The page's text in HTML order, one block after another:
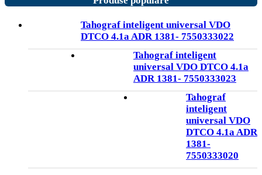
Tahograf inteligent universal VDO
DTCO 4.1a ADR 1381- 7550333022
Tahograf inteligent
universal VDO DTCO 4.1a
ADR 1381- 7550333023
Tahograf
inteligent
universal VDO
DTCO 4.1a ADR
1381-
7550333020